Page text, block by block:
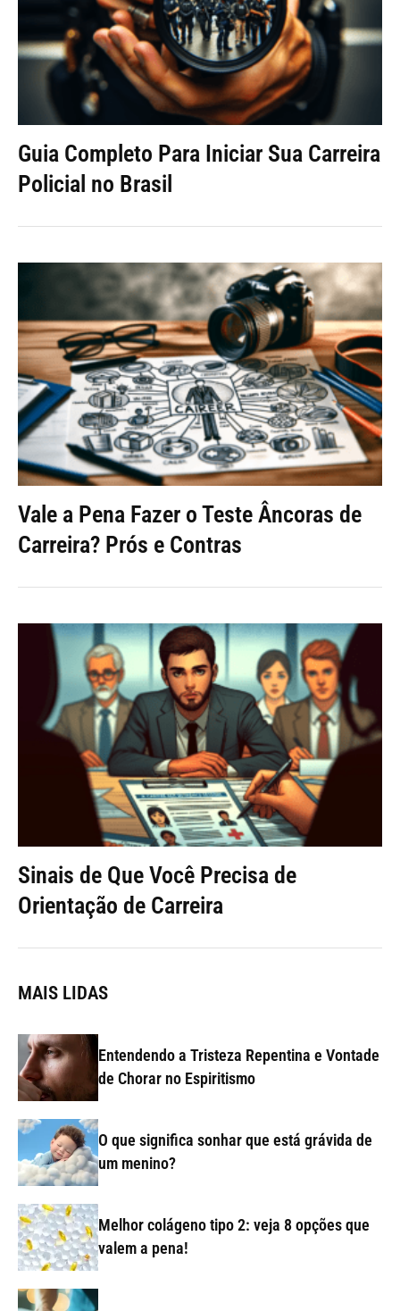
Guia Completo Para Iniciar Sua Carreira
Policial no Brasil
Vale a Pena Fazer o Teste Âncoras de
Carreira? Prós e Contras
Sinais de Que Você Precisa de
Orientação de Carreira
MAIS LIDAS
Entendendo a Tristeza Repentina e Vontade
de Chorar no Espiritismo
O que significa sonhar que está grávida de
um menino?
Melhor colágeno tipo 2: veja 8 opções que
valem a pena!